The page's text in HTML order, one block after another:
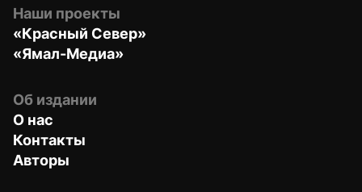
Наши проекты
«Красный Север»
«Ямал-Медиа»
Об издании
О нас
Контакты
Авторы